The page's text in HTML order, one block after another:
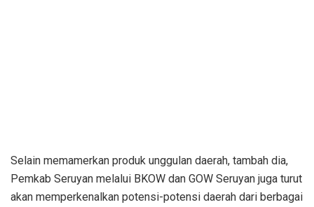
Selain memamerkan produk unggulan daerah, tambah dia,
Pemkab Seruyan melalui BKOW dan GOW Seruyan juga turut
akan memperkenalkan potensi-potensi daerah dari berbagai